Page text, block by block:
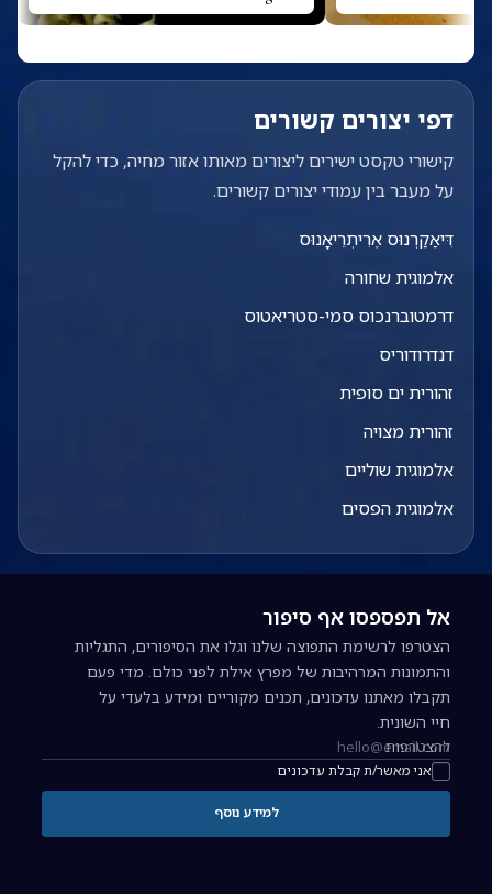
דפי יצורים קשורים
קישורי טקסט ישירים ליצורים מאותו אזור מחיה, כדי להקל
על מעבר בין עמודי יצורים קשורים.
דִּיאַקַרְנוּס אֶרִיתְרֵיאָנוּס
אלמוגית שחורה
דרמטוברנכוס סמי-סטריאטוס
דנדרודוריס
זהורית ים סופית
זהורית מצויה
אלמוגית שוליים
אלמוגית הפסים
אל תפספסו אף סיפור
הצטרפו לרשימת התפוצה שלנו וגלו את הסיפורים, התגליות
והתמונות המרהיבות של מפרץ אילת לפני כולם. מדי פעם
תקבלו מאתנו עדכונים, תכנים מקוריים ומידע בלעדי על
חיי השונית.
כתובת אימייל להרשמה לניוזלטר
אני מאשר/ת קבלת עדכונים
להצטרפות
למידע נוסף